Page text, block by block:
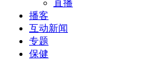
直播
播客
互动新闻
专题
保健